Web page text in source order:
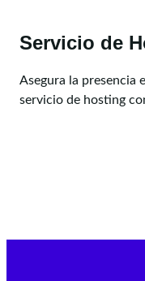
Servicio de
Asegura la presencia
servicio de hosting